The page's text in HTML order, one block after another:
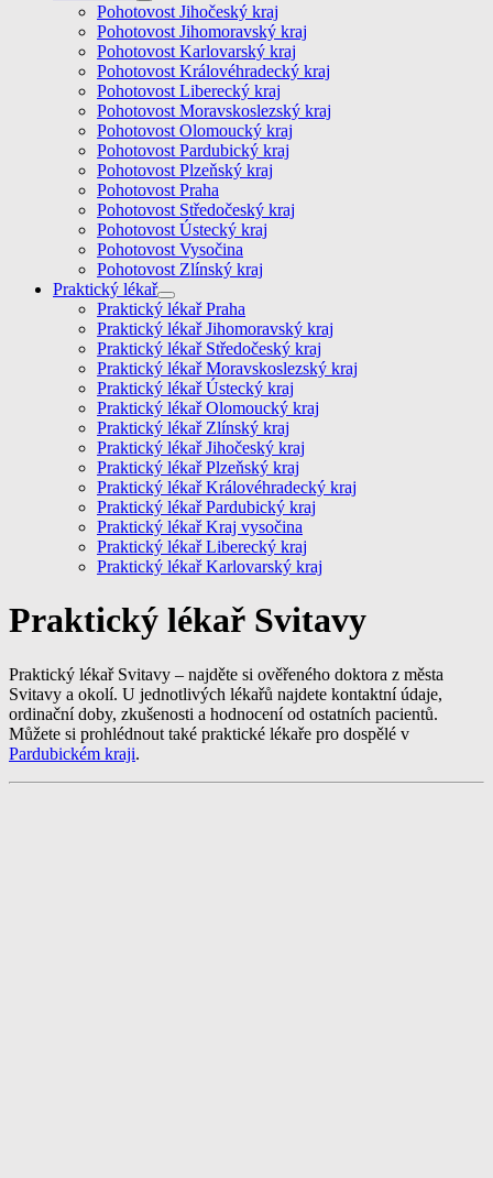
Pohotovost Jihočeský kraj
Pohotovost Jihomoravský kraj
Pohotovost Karlovarský kraj
Pohotovost Královéhradecký kraj
Pohotovost Liberecký kraj
Pohotovost Moravskoslezský kraj
Pohotovost Olomoucký kraj
Pohotovost Pardubický kraj
Pohotovost Plzeňský kraj
Pohotovost Praha
Pohotovost Středočeský kraj
Pohotovost Ústecký kraj
Pohotovost Vysočina
Pohotovost Zlínský kraj
Praktický lékař
Praktický lékař Praha
Praktický lékař Jihomoravský kraj
Praktický lékař Středočeský kraj
Praktický lékař Moravskoslezský kraj
Praktický lékař Ústecký kraj
Praktický lékař Olomoucký kraj
Praktický lékař Zlínský kraj
Praktický lékař Jihočeský kraj
Praktický lékař Plzeňský kraj
Praktický lékař Královéhradecký kraj
Praktický lékař Pardubický kraj
Praktický lékař Kraj vysočina
Praktický lékař Liberecký kraj
Praktický lékař Karlovarský kraj
Praktický lékař Svitavy
Praktický lékař Svitavy – najděte si ověřeného doktora z města
Svitavy a okolí. U jednotlivých lékařů najdete kontaktní údaje,
ordinační doby, zkušenosti a hodnocení od ostatních pacientů.
Můžete si prohlédnout také praktické lékaře pro dospělé v
Pardubickém kraji.